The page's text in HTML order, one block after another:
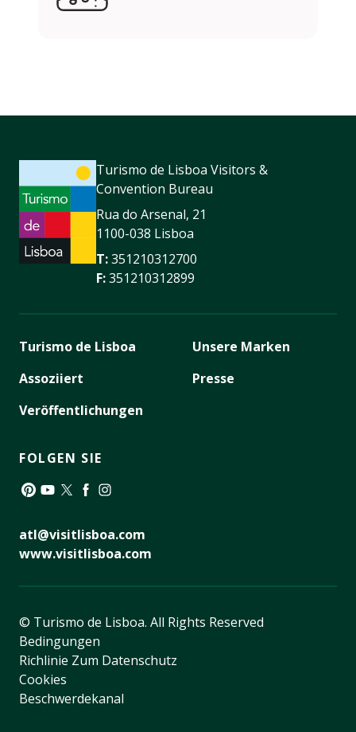
Turismo de Lisboa Visitors &
Convention Bureau
Rua do Arsenal, 21
1100-038 Lisboa
T:351210312700
F:351210312899
Turismo de Lisboa
Assoziiert
Veröffentlichungen
Unsere Marken
Presse
FOLGEN SIE
atl@visitlisboa.com
www.visitlisboa.com
© Turismo de Lisboa. All Rights Reserved
Bedingungen
Richlinie Zum Datenschutz
Cookies
Beschwerdekanal